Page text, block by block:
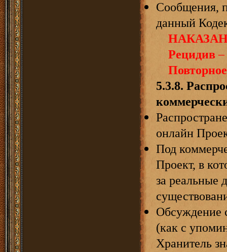
Сообщения,
данный
Рецидив–
5.3.8.
онлайн
Под
Проект, в
за реальные
Обсуждение
(как с
Хранитель